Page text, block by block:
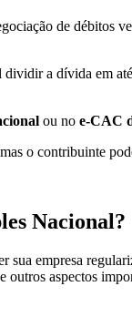
de
dividir a dívida em até
ou no e-CAC
o contribuinte
Nacional?
sua empresa
aspectos